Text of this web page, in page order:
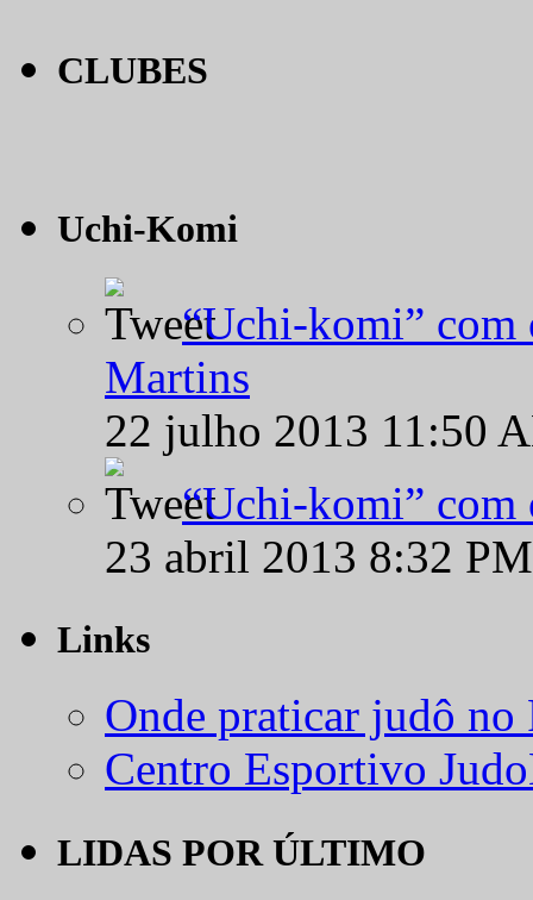
CLUBES
Uchi-Komi
“Uchi-komi” com
Martins
22 julho 2013 11:50
“Uchi-komi” com
23 abril 2013 8:32
Links
Onde praticar judô
Centro Esportivo
LIDAS POR ÚLTIMO